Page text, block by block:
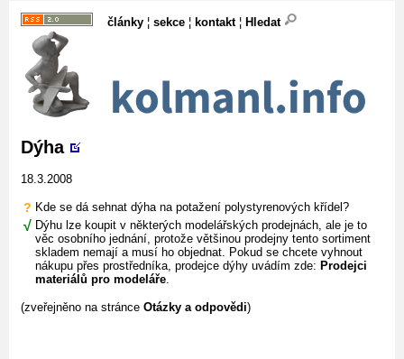
články ¦ sekce ¦ kontakt¦ Hledat
Dýha
18.3.2008
? Kde se dá sehnat dýha na potažení polystyrenových křídel?
√ Dýhu lze koupit v některých modelářských prodejnách, ale je to
věc osobního jednání, protože většinou prodejny tento sortiment
skladem nemají a musí ho objednat. Pokud se chcete vyhnout
nákupu přes prostředníka, prodejce dýhy uvádím zde: Prodejci
materiálů pro modeláře
(zveřejněno na stránce Otázky a odpovědi)